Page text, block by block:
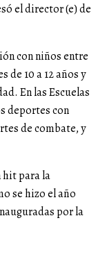
el director (e) de
con niños entre
de 10 a 12 años y
En las Escuelas
deportes con
de combate, y
hit para la
se hizo el año
por la